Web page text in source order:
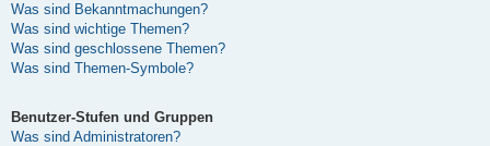
Was sind Bekanntmachungen?
Was sind wichtige Themen?
Was sind geschlossene Themen?
Was sind Themen-Symbole?
Benutzer-Stufen und Gruppen
Was sind Administratoren?